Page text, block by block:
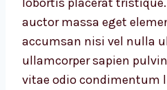
auctor massa eget
accumsan nisi vel nulla
ullamcorper sapien
vitae odio condimentum